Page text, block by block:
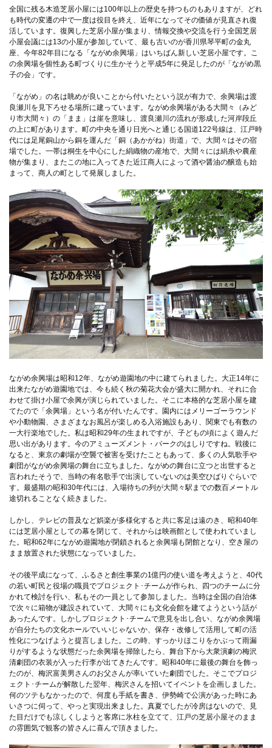
全国に残る木造芝居小屋には100年以上の歴史を持つものもありますが、どれ
も時代の変遷の中で一度は役目を終え、近年になってその価値が見直され復
活しています。復興した芝居小屋が集まり、情報交換や交流を行う全国芝居
小屋会議には13の小屋が参加していて、最も古いのが香川県琴平町の金丸
座、今年82年目になる「ながめ余興場」はいちばん新しい芝居小屋です。こ
の余興場を個性ある町づくりに生かそうと平成5年に発足したのが「ながめ黒
子の会」です。
「ながめ」の名は眺めが良いことから付いたという説が有力で、余興場は渡
良瀬川を見下ろせる場所に建っています。ながめ余興場がある大間々（みど
り市大間々）の「まま」は崖を意味し、渡良瀬川の流れが形成した河岸段丘
の上に町があります。町の中央を通り日光へと通じる国道122号線は、江戸時
代には足尾銅山から銅を運んだ「銅（あかがね）街道」で、大間々はその宿
場でした。一帯は桐生を中心にした絹織物の産地で、大間々には絹糸や農産
物が集まり、またこの地に入ってきた近江商人によって酒や醤油の醸造も始
まって、商人の町として発展しました。
ながめ余興場は昭和12年、ながめ遊園地の中に建てられました。大正14年に
出来たながめ遊園地では、今も続く秋の菊花大会が盛大に開かれ、それに合
わせて掛け小屋で余興が演じられていました。そこに本格的な芝居小屋を建
てたので「余興場」という名が付いたんです。園内にはメリーゴーラウンド
や小動物園、さまざまなお風呂が楽しめる入浴施設もあり、関東でも有数の
一大行楽地でした。私は昭和29年の生まれですが、子どもの頃によく遊んだ
思い出があります。今のアミューズメント・パークのはしりですね。戦後に
なると、東京の劇場が空襲で被害を受けたこともあって、多くの人気歌手や
劇団がながめ余興場の舞台に立ちました。ながめの舞台に立つと出世すると
言われたそうで、当時の有名歌手で出演していないのは美空ひばりぐらいで
す。最盛期の昭和30年代には、入場待ちの列が大間々駅までの数百メートル
途切れることなく続きました。
しかし、テレビの普及など娯楽が多様化すると共に客足は遠のき、昭和40年
には芝居小屋としての幕を閉じて、それからは映画館として使われていまし
た。昭和62年にながめ遊園地が閉鎖されると余興場も閉館となり、空き屋の
まま放置された状態になっていました。
その後平成になって、ふるさと創生事業の1億円の使い道を考えようと、40代
の若い町民と役場の職員でプロジェクト･チームが作られ、四つのチームに分
かれて検討を行い、私もその一員として参加しました。当時は全国の自治体
で次々に箱物が建設されていて、大間々にも文化会館を建てようという話が
あったんです。しかしプロジェクト･チームで意見を出し合い、ながめ余興場
が自分たちの文化ホールでいいじゃないか、保存・改修して活用して町の活
性化につなげようと提言しました。この時、すっかりほこりをかぶって雨漏
りがするような状態だった余興場を掃除したら、舞台下から大衆演劇の梅沢
清劇団の衣装が入った行李が出てきたんです。昭和40年に最後の舞台を飾っ
たのが、梅沢富美男さんのお父さんが率いていた劇団でした。そこでプロジ
ェクト･チームが解散した翌年、梅沢さんを招いてイベントを企画しました。
何のツテもなかったので、何度も手紙を書き、伊勢崎で公演があった時にあ
いさつに伺って、やっと実現出来ました。真夏でしたが冷房はないので、見
た目だけでも涼しくしようと客席に氷柱を立てて、江戸の芝居小屋そのまま
の雰囲気で観客の皆さんに喜んで頂きました。